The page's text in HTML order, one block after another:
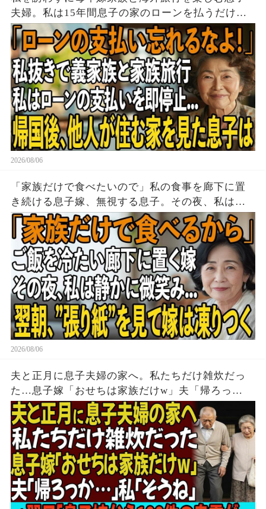
夫婦。私は15年間息子の家のローンを払うだけ黙
って実印を押し家を即売却→帰国後、他人が住む
家を見た息子は顔面蒼白に
2026/08/06
「家族だけで食べたいので」私の食事を廊下に置
き続ける息子嫁、無視する息子。その夜、私は黙
って姿を消した→翌朝、玄関の張り紙に息子嫁は
顔面蒼白に
2026/08/06
夫と正月に息子夫婦の家へ。私たちだけ雑炊だっ
た…息子嫁「おせちは家族だけw」夫「帰ろっ
か…」私「そうね」→翌日、息子嫁から100件の鬼
電が…